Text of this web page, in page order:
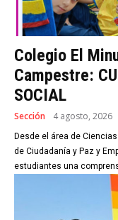
Colegio El
Campestre:
SOCIAL
Sección 4 agosto, 2026
Desde el área de
de Ciudadanía y Paz y
estudiantes una